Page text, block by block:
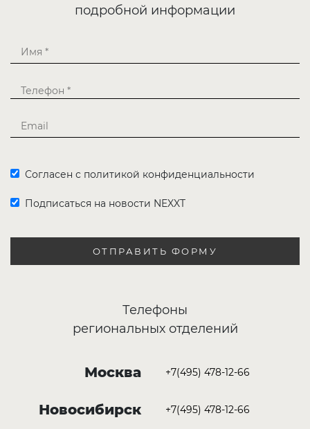
подробной информации
Согласен с политикой конфиденциальности
Подписаться на новости NEXXT
ОТПРАВИТЬ ФОРМУ
Телефоны
региональных отделений
Москва +7(495) 478-12-66
Новосибирск +7(495) 478-12-66